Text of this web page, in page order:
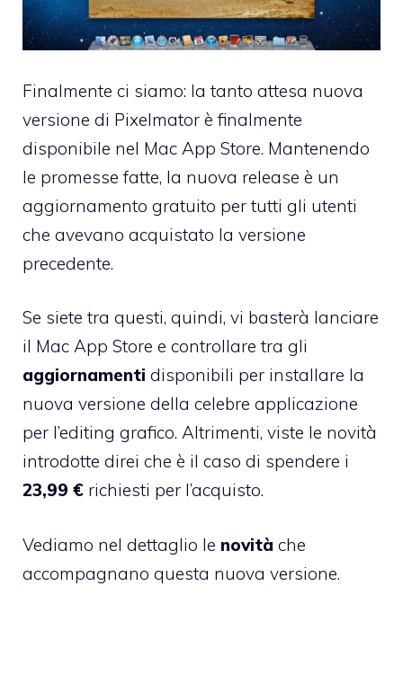
Finalmente ci siamo: la tanto attesa nuova
versione di Pixelmator è finalmente
disponibile nel Mac App Store. Mantenendo
le promesse fatte, la nuova release è un
aggiornamento gratuito per tutti gli utenti
che avevano acquistato la versione
precedente.
Se siete tra questi, quindi, vi basterà lanciare
il Mac App Store e controllare tra gli
aggiornamenti disponibili per installare la
nuova versione della celebre applicazione
per l’editing grafico. Altrimenti, viste le novità
introdotte direi che è il caso di spendere i
23,99 € richiesti per l’acquisto.
Vediamo nel dettaglio le novità che
accompagnano questa nuova versione.